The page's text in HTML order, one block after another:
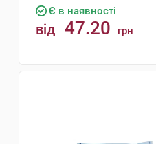
Є в наявності
від 47.20 грн